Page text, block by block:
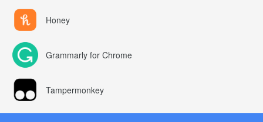
Honey
Grammarly for Chrome
Tampermonkey